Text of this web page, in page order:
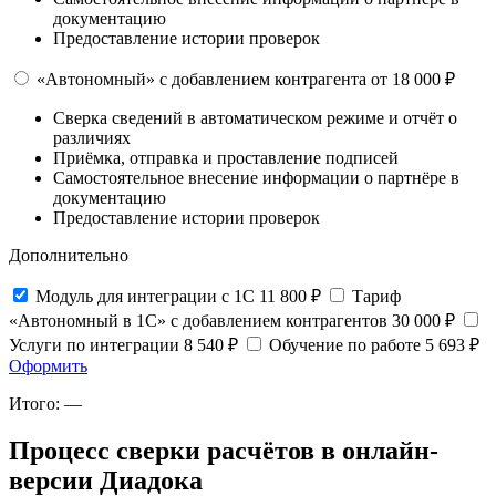
документацию
Предоставление истории проверок
«Автономный» с добавлением контрагента от 18 000 ₽
Сверка сведений в автоматическом режиме и отчёт о
различиях
Приёмка, отправка и проставление подписей
Самостоятельное внесение информации о партнёре в
документацию
Предоставление истории проверок
Дополнительно
Модуль для интеграции с 1С 11 800 ₽
Тариф
«Автономный в 1С» с добавлением контрагентов 30 000 ₽
Услуги по интеграции 8 540 ₽ Обучение по работе 5 693 ₽
Оформить
Итого: —
Процесс сверки расчётов в онлайн-
версии Диадока